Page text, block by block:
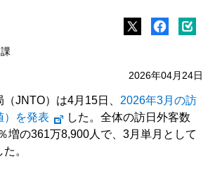
2026年04月24日
JNTO）は4月15日、 2026年3月の訪
）を発表
した。全体の訪日外客数
増の361万8,900人で、3月単月として
。